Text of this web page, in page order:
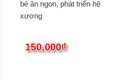
bé ăn ngon, phát triển hệ
xương
150,000₫